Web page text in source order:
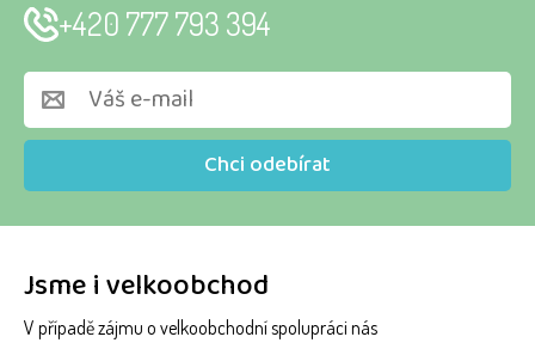
Jsme i velkoobchod
V případě zájmu o velkoobchodní spolupráci nás
Chci odebírat
+420 777 793 394